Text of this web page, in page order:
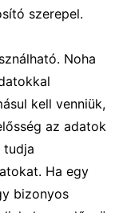
szerepel.
Noha
kell venniük,
az adatok
tudja
Ha egy
bizonyos